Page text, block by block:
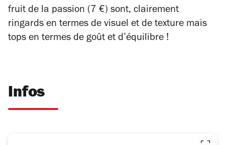
fruit de la passion (7 €) sont, clairement
ringards en termes de visuel et de texture mais
tops en termes de goût et d’équilibre !
Infos